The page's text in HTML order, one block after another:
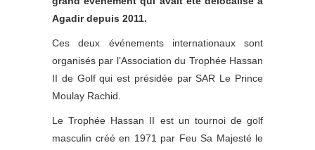
Agadir depuis 2011.
Ces deux événements internationaux sont
organisés par l’Association du Trophée Hassan
II de Golf qui est présidée par SAR Le Prince
Moulay Rachid.
Le Trophée Hassan II est un tournoi de golf
masculin créé en 1971 par Feu Sa Majesté le